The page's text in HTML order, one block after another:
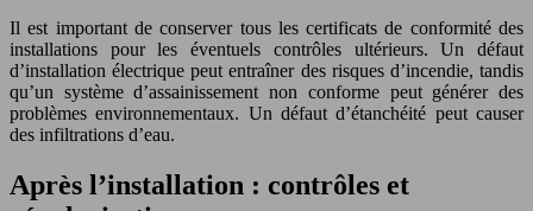
Il est important de conserver tous les certificats de conformité des
installations pour les éventuels contrôles ultérieurs. Un défaut
d’installation électrique peut entraîner des risques d’incendie, tandis
qu’un système d’assainissement non conforme peut générer des
problèmes environnementaux. Un défaut d’étanchéité peut causer
des infiltrations d’eau.
Après l’installation : contrôles et